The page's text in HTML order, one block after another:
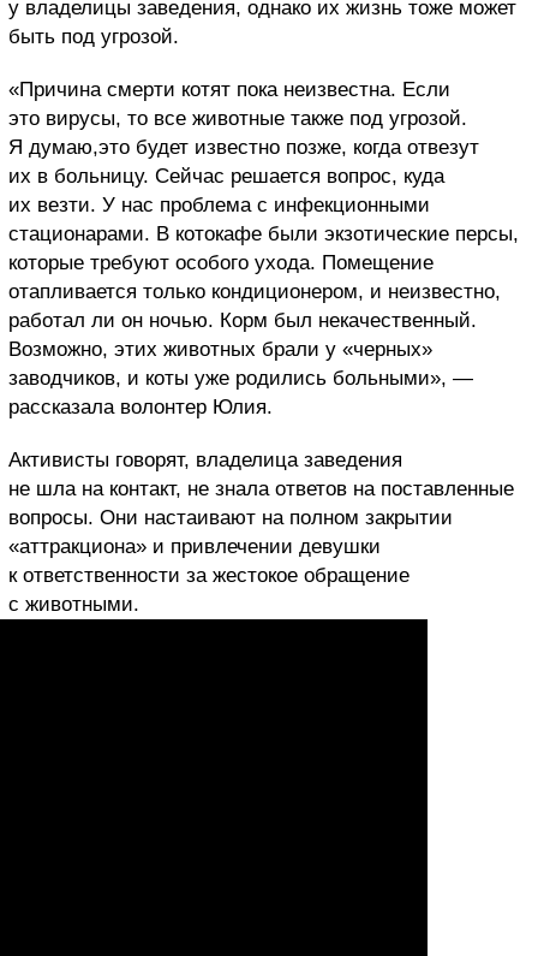
у владелицы заведения, однако их жизнь тоже может
быть под угрозой.
«Причина смерти котят пока неизвестна. Если
это вирусы, то все животные также под угрозой.
Я думаю,это будет известно позже, когда отвезут
их в больницу. Сейчас решается вопрос, куда
их везти. У нас проблема с инфекционными
стационарами. В котокафе были экзотические персы,
которые требуют особого ухода. Помещение
отапливается только кондиционером, и неизвестно,
работал ли он ночью. Корм был некачественный.
Возможно, этих животных брали у «черных»
заводчиков, и коты уже родились больными», —
рассказала волонтер Юлия.
Активисты говорят, владелица заведения
не шла на контакт, не знала ответов на поставленные
вопросы. Они настаивают на полном закрытии
«аттракциона» и привлечении девушки
к ответственности за жестокое обращение
с животными.